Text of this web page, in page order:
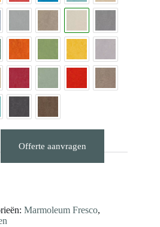
Offerte aanvragen
Marmoleum Fresco,